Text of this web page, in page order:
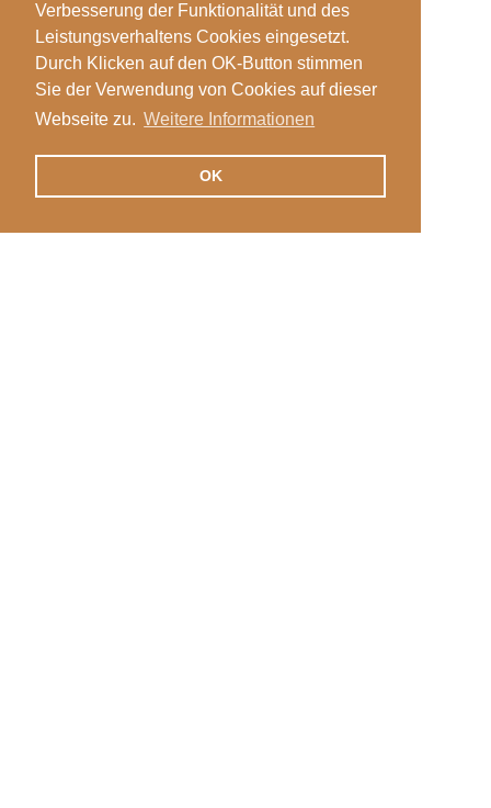
Verbesserung der Funktionalität und des
Leistungsverhaltens Cookies eingesetzt.
Durch Klicken auf den OK-Button stimmen
Sie der Verwendung von Cookies auf dieser
Webseite zu. Weitere Informationen
OK